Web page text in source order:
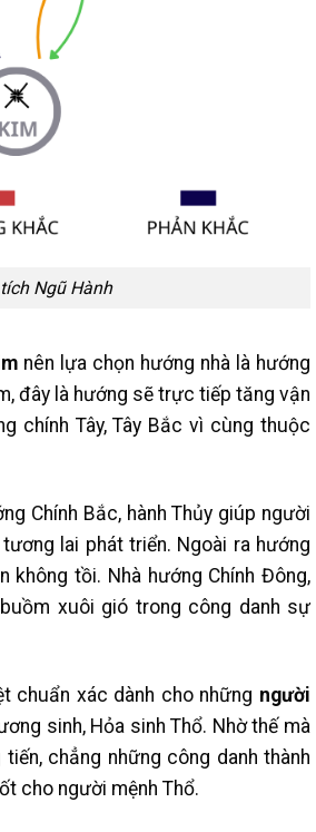
Ngũ Hành
nên lựa chọn hướng nhà là hướng
đây là hướng sẽ trực tiếp tăng vận
chính Tây, Tây Bắc vì cùng thuộc
Chính Bắc, hành Thủy giúp người
lai phát triển. Ngoài ra hướng
tồi. Nhà hướng Chính Đông,
xuôi gió trong công danh sự
chuẩn xác dành cho những người
sinh, Hỏa sinh Thổ. Nhờ thế mà
chẳng những công danh thành
cho người mệnh Thổ.